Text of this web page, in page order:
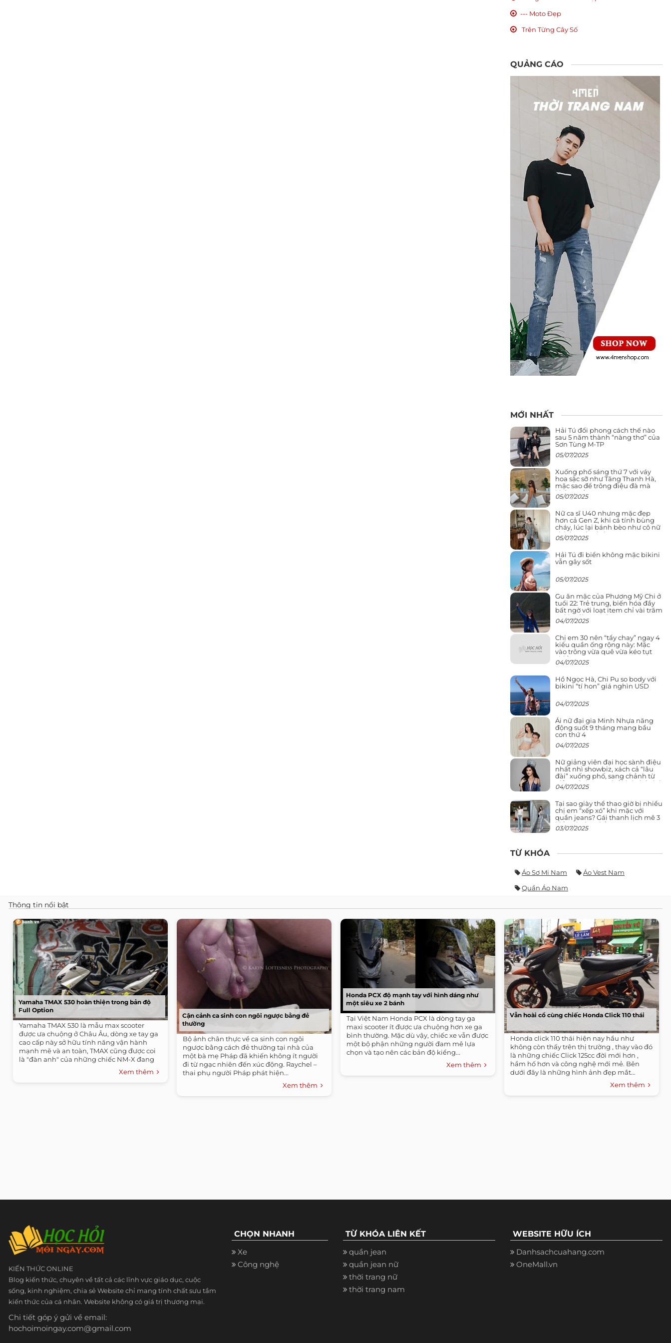
--- Moto Đẹp
Trên Từng Cây Số
QUẢNG CÁO
MỚI NHẤT
Hải Tú đổi phong cách thế nào
sau 5 năm thành “nàng thơ” của
Sơn Tùng M-TP
05/07/2025
Xuống phố sáng thứ 7 với váy
hoa sặc sỡ như Tăng Thanh Hà,
mặc sao để trông điệu đà mà
không sến
05/07/2025
Nữ ca sĩ U40 nhưng mặc đẹp
hơn cả Gen Z, khi cá tính bùng
cháy, lúc lại bánh bèo như cô nữ
chính ngôn tình
05/07/2025
Hải Tú đi biển không mặc bikini
vẫn gây sốt
05/07/2025
Gu ăn mặc của Phương Mỹ Chi ở
tuổi 22: Trẻ trung, biến hóa đầy
bất ngờ với loạt item chỉ vài trăm
nghìn đã mua được
04/07/2025
Chị em 30 nên “tẩy chay” ngay 4
kiểu quần ống rộng này: Mặc
vào trông vừa quê vừa kéo tụt
chiều cao
04/07/2025
Hồ Ngọc Hà, Chi Pu so body với
bikini “tí hon” giá nghìn USD
04/07/2025
Ái nữ đại gia Minh Nhựa năng
động suốt 9 tháng mang bầu
con thứ 4
04/07/2025
Nữ giảng viên đại học sành điệu
nhất nhì showbiz, xách cả “lâu
đài” xuống phố, sang chảnh từ
giảng đường ra phố khó ai đọ lại
04/07/2025
Tại sao giày thể thao giờ bị nhiều
chị em “xếp xó” khi mặc với
quần jeans? Gái thanh lịch mê 3
kiểu này hơn hẳn
03/07/2025
TỪ KHÓA
Áo Sơ Mi Nam
Áo Vest Nam
Quần Áo Nam
Thông tin nổi bật
Yamaha TMAX 530 hoàn thiện trong bản độ
Full Option
Yamaha TMAX 530 là mẫu max scooter
được ưa chuộng ở Châu Âu, dòng xe tay ga
cao cấp này sở hữu tính năng vận hành
mạnh mẽ và an toàn, TMAX cũng được coi
là "đàn anh" của những chiếc NM-X đang
Xem thêm
Cận cảnh ca sinh con ngôi ngược bằng đẻ
thường
Bộ ảnh chân thực về ca sinh con ngôi
ngược bằng cách đẻ thường tại nhà của
một bà mẹ Pháp đã khiến không ít người
đi từ ngạc nhiên đến xúc động. Raychel –
thai phụ người Pháp phát hiện...
Xem thêm
Honda PCX độ mạnh tay với hình dáng như
một siêu xe 2 bánh
Tại Việt Nam Honda PCX là dòng tay ga
maxi scooter ít được ưa chuộng hơn xe ga
bình thường. Mặc dù vậy, chiếc xe vẫn được
một bộ phận những người đam mê lựa
chọn và tạo nên các bản độ kiểng...
Xem thêm
Vẫn hoài cổ cùng chiếc Honda Click 110 thái
Honda click 110 thái hiện nay hầu như
không còn thấy trên thị trường , thay vào đó
là những chiếc Click 125cc đời mới hơn ,
hầm hố hơn và công nghệ mới mẻ. Bên
dưới đây là những hình ảnh đẹp mắt...
Xem thêm
KIẾN THỨC ONLINE
Blog kiến thức, chuyên về tất cả các lĩnh vực giáo dục, cuộc
sống, kinh nghiệm, chia sẻ Website chỉ mang tính chất sưu tầm
kiến thức của cá nhân. Website không có giá trị thương mại.
Chi tiết góp ý gửi về email:
hochoimoingay.com@gmail.com
CHỌN NHANH
Xe
Công nghệ
TỪ KHÓA LIÊN KẾT
quần jean
quần jean nữ
thời trang nữ
thời trang nam
WEBSITE HỮU ÍCH
Danhsachcuahang.com
OneMall.vn